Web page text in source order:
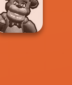
Traffic Jam 3D